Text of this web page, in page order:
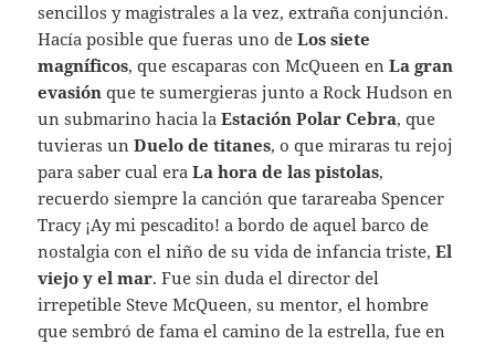
sencillos y magistrales a la vez, extraña conjunción.
Hacía posible que fueras uno deLos siete
magníficos, que escaparas con McQueen enLa gran
evasión que te sumergieras junto a Rock Hudson en
un submarino hacia laEstación Polar Cebra, que
tuvieras unDuelo de titanes, o que miraras tu rejoj
para saber cual eraLa hora de las pistolas,
recuerdo siempre la canción que tarareaba Spencer
Tracy ¡Ay mi pescadito! a bordo de aquel barco de
nostalgia con el niño de su vida de infancia triste,El
viejo y el mar. Fue sin duda el director del
irrepetible Steve McQueen, su mentor, el hombre
que sembró de fama el camino de la estrella, fue en